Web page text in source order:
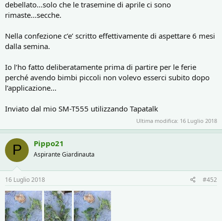
debellato...solo che le trasemine di aprile ci sono
rimaste...secche.
Nella confezione c’e’ scritto effettivamente di aspettare 6 mesi
dalla semina.
Io l’ho fatto deliberatamente prima di partire per le ferie
perché avendo bimbi piccoli non volevo esserci subito dopo
l’applicazione...
Inviato dal mio SM-T555 utilizzando Tapatalk
Ultima modifica: 16 Luglio 2018
P Pippo21
Aspirante Giardinauta
16 Luglio 2018 #452